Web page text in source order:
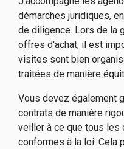
démarches juridiques,
de diligence. Lors de la
offres d'achat, il est
visites sont bien
traitées de manière
Vous devez également
contrats de manière
veiller à ce que tous
conformes à la loi. Cela